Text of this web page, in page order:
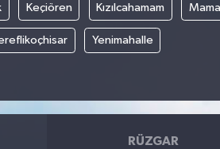
Keçiören Kızılcahamam
Yenimahalle
RÜZGAR